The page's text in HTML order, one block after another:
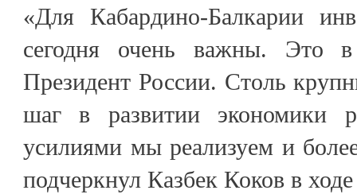
«Для Кабардино-Балкарии
сегодня очень важны. Это
Президент России. Столь
шаг в развитии экономики
усилиями мы реализуем и
подчеркнул Казбек Коков в